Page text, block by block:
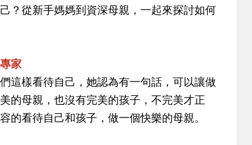
？從新手媽媽到資深母親，一起來探討如何
家
這樣看待自己，她認為有一句話，可以讓做
的母親，也沒有完美的孩子，不完美才正
的看待自己和孩子，做一個快樂的母親。